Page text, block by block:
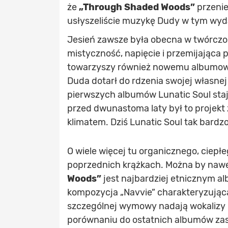
że„Through Shaded Woods”
usłyszeliście muzykę Dudy w tym
Jesień zawsze była obecna w
mistyczność, napięcie i przemijająca
towarzyszy również nowemu
Duda dotarł do rdzenia swojej
pierwszych albumów Lunatic Soul
przed dwunastoma laty był to
klimatem. Dziś Lunatic Soul tak
O wiele więcej tu organicznego,
poprzednich krążkach. Można by
Woods” jest najbardziej etnicznym
kompozycja „Navvie”
szczególnej wymowy nadają
porównaniu do ostatnich albumów